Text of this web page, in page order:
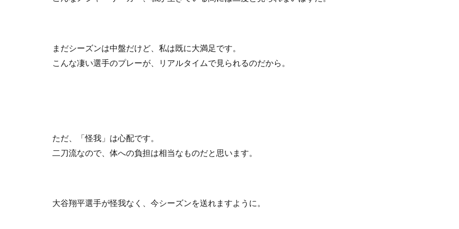
まだシーズンは中盤だけど、私は既に大満足です。
こんな凄い選手のプレーが、リアルタイムで見られるのだから。
ただ、「怪我」は心配です。
二刀流なので、体への負担は相当なものだと思います。
大谷翔平選手が怪我なく、今シーズンを送れますように。